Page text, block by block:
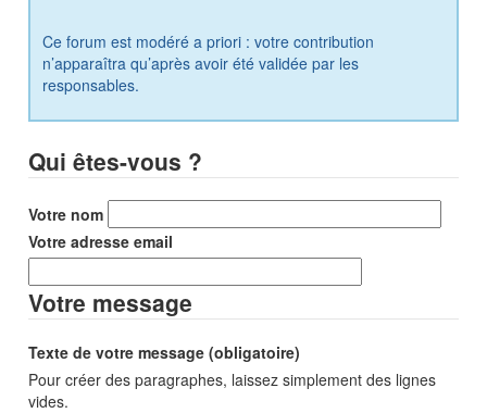
Ce forum est modéré a priori : votre contribution
n’apparaîtra qu’après avoir été validée par les
responsables.
Qui êtes-vous ?
Votre nom
Votre adresse email
Votre message
Texte de votre message (obligatoire)
Pour créer des paragraphes, laissez simplement des lignes
vides.